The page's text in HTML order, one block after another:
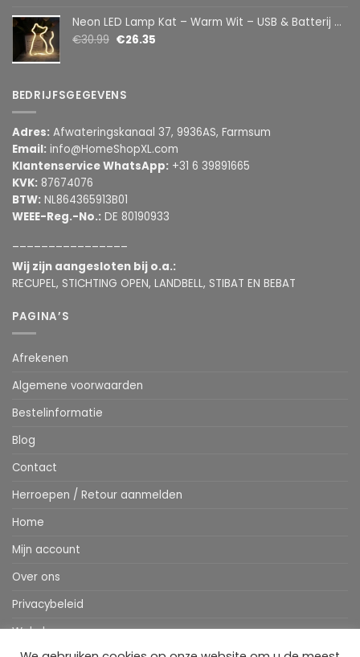
Neon LED Lamp Kat – Warm Wit – USB & Batterij – Decoratieve Tafellamp voor Kinderkamer – 28,5 x 24,5 cm
€30.99 €26.35
BEDRIJFSGEGEVENS
Adres: Afwateringskanaal 37, 9936AS, Farmsum
Email: info@HomeShopXL.com
Klantenservice WhatsApp: +31 6 39891665
KVK: 87674076
BTW: NL864365913B01
WEEE-Reg.-No.: DE 80190933
Wij zijn aangesloten bij o.a.:
RECUPEL, STICHTING OPEN, LANDBELL, STIBAT EN BEBAT
PAGINA’S
Afrekenen
Algemene voorwaarden
Bestelinformatie
Blog
Contact
Herroepen / Retour aanmelden
Home
Mijn account
Over ons
Privacybeleid
Webshop